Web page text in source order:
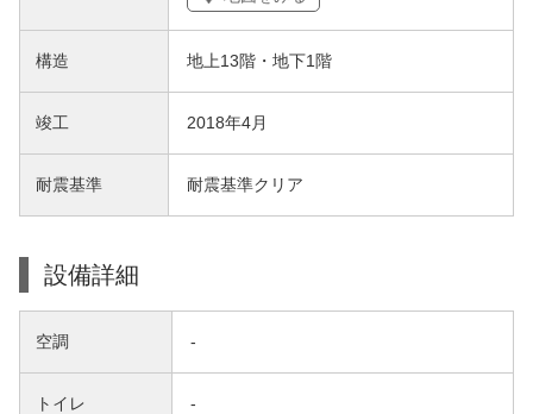
構造 地上13階・地下1階
竣工 2018年4月
耐震基準 耐震基準クリア
設備詳細
空調 -
トイレ -